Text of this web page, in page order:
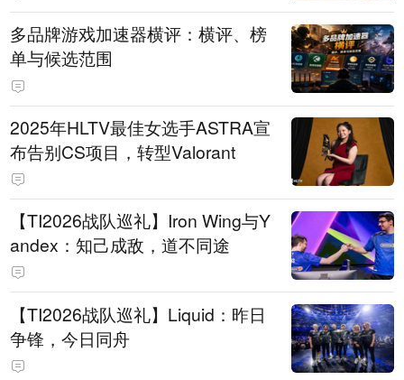
多品牌游戏加速器横评：横评、榜
单与候选范围
2025年HLTV最佳女选手ASTRA宣
布告别CS项目，转型Valorant
【TI2026战队巡礼】Iron Wing与Y
andex：知己成敌，道不同途
【TI2026战队巡礼】Liquid：昨日
争锋，今日同舟